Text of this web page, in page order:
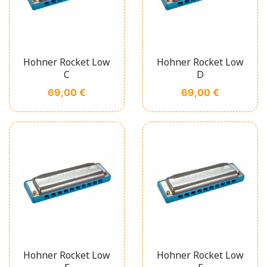
Hohner Rocket Low
C
Prix
69,00 €
Hohner Rocket Low
D
Prix
69,00 €
Hohner Rocket Low
Hohner Rocket Low